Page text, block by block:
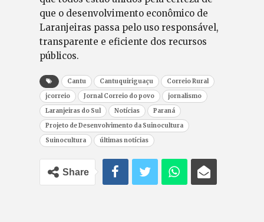
que o desenvolvimento econômico de
Laranjeiras passa pelo uso responsável,
transparente e eficiente dos recursos
públicos.
Cantu Cantuquiriguaçu
Correio Rural
jcorreio
Jornal Correio do povo
jornalismo
Laranjeiras do Sul
Notícias
Paraná
Projeto de Desenvolvimento da Suinocultura
Suinocultura
últimas notícias
Share